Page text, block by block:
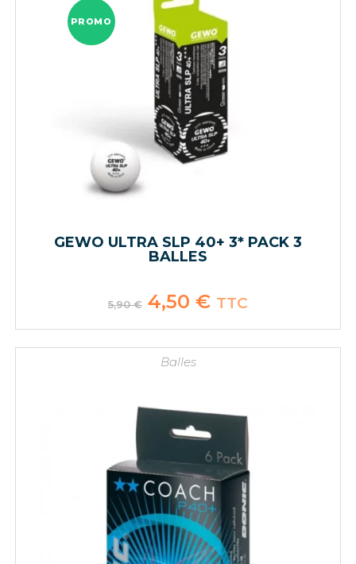
PROMO
GEWO ULTRA SLP 40+ 3* PACK 3
BALLES
5,90€ Le
prix
était :
4,50 €Le
prix
est :
TTC
Balles